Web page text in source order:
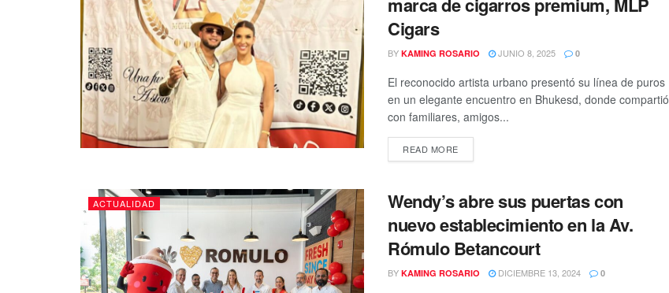
Cigars
BY KAMING ROSARIO JUNIO 8, 2025 0
El reconocido artista urbano presentó su línea de puros
en un elegante encuentro en Bhukesd, donde compartió
con familiares, amigos...
READ MORE
ACTUALIDAD
Wendy’s abre sus puertas con
nuevo establecimiento en la Av.
Rómulo Betancourt
BY KAMING ROSARIO DICIEMBRE 13, 2024 0